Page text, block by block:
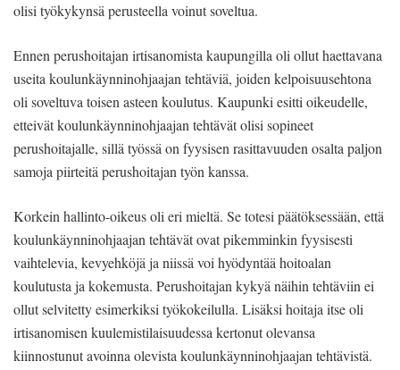
olisi työkykynsä perusteella voinut soveltua.
Ennen perushoitajan irtisanomista kaupungilla oli ollut haettavana
useita koulunkäynninohjaajan tehtäviä, joiden kelpoisuusehtona
oli soveltuva toisen asteen koulutus. Kaupunki esitti oikeudelle,
etteivät koulunkäynninohjaajan tehtävät olisi sopineet
perushoitajalle, sillä työssä on fyysisen rasittavuuden osalta paljon
samoja piirteitä perushoitajan työn kanssa.
Korkein hallinto-oikeus oli eri mieltä. Se totesi päätöksessään, että
koulunkäynninohjaajan tehtävät ovat pikemminkin fyysisesti
vaihtelevia, kevyehköjä ja niissä voi hyödyntää hoitoalan
koulutusta ja kokemusta. Perushoitajan kykyä näihin tehtäviin ei
ollut selvitetty esimerkiksi työkokeilulla. Lisäksi hoitaja itse oli
irtisanomisen kuulemistilaisuudessa kertonut olevansa
kiinnostunut avoinna olevista koulunkäynninohjaajan tehtävistä.